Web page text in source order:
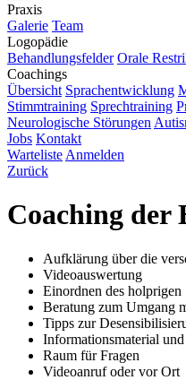
Praxis
Galerie Team
Logopädie
Behandlungsfelder Orale
Coachings
Übersicht Sprachentwicklung
Stimmtraining Sprechtraining
Neurologische Störungen
Jobs Kontakt
Warteliste Anmelden
Zurück
Coaching der
Aufklärung über die
Videoauswertung
Einordnen des holprigen
Beratung zum Umgang
Tipps zur
Informationsmaterial
Raum für Fragen
Videoanruf oder vor Ort